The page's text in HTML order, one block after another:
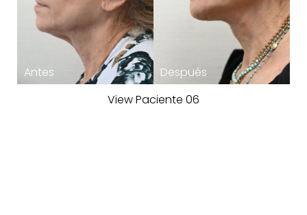
View Paciente 06
Dyslexia Friendly Hide Images